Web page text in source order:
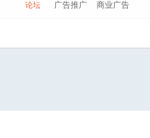
论坛
广告推广
商业广告